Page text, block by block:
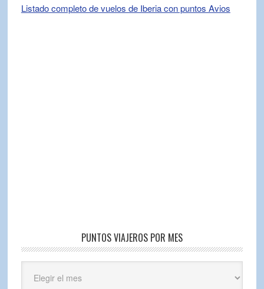
Listado completo de vuelos de Iberia con puntos Avios
PUNTOS VIAJEROS POR MES
Viajeros